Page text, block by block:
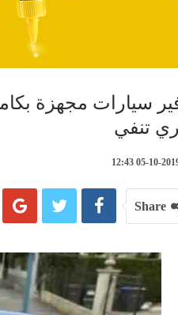
سيارات مجهزة
تنفي
2019-10-05
Share